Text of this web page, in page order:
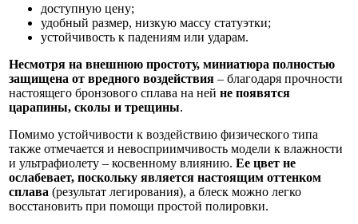
доступную цену;
удобный размер, низкую массу статуэтки;
устойчивость к падениям или ударам.
Несмотря на внешнюю простоту, миниатюра полностью
защищена от вредного воздействия – благодаря прочности
настоящего бронзового сплава на ней не появятся
царапины, сколы и трещины.
Помимо устойчивости к воздействию физического типа
также отмечается и невосприимчивость модели к влажности
и ультрафиолету – косвенному влиянию. Ее цвет не
ослабевает, поскольку является настоящим оттенком
сплава (результат легирования), а блеск можно легко
восстановить при помощи простой полировки.